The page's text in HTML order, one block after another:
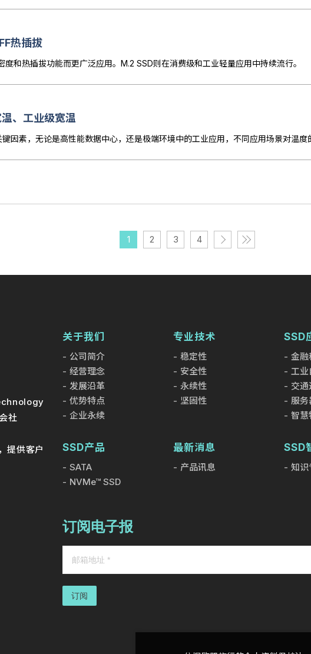
热插拔
和热插拔功能而更广泛应用。M.2 SSD则在消费级和工业轻量应用中持续流行。
、工业级宽温
1 2 3 4
社
提供客户
关于我们
公司简介
经营理念
发展沿革
优势特点
企业永续
专业技术
稳定性
安全性
永续性
坚固性
SSD
金融
工业
交
服务
智慧
SSD产品
SATA
NVMe™ SSD
最新消息
产品讯息
SSD
知识
订阅电子报
订阅